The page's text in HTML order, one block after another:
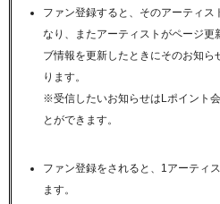
ファン登録すると、そのアーティ
なり、またアーティストがページ更
ブ情報を更新したときにそのお知
ります。
※受信したいお知らせはLポイント
とができます。
ファン登録をされると、1アーティ
ます。